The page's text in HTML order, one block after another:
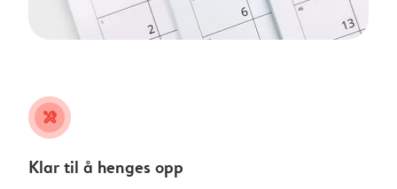
tools
Klar til å henges opp